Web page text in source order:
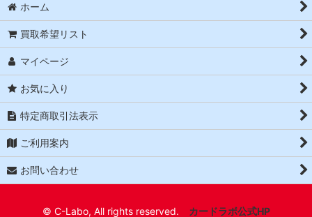
ホーム
買取希望リスト
マイページ
お気に入り
特定商取引法表示
ご利用案内
お問い合わせ
© C-Labo, All rights reserved. カードラボ公式HP